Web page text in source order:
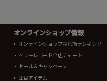
オンラインショップ情報
オンラインショップ売れ筋ランキング
タワーレコード全店チャート
セール＆キャンペーン
注目アイテム